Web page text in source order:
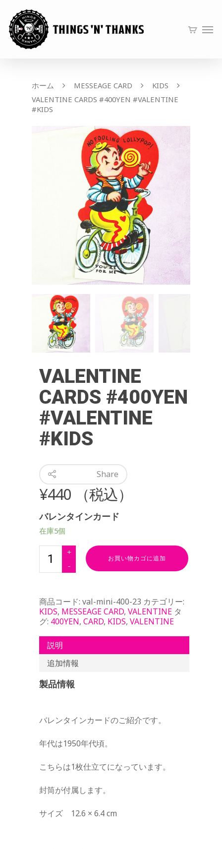
ホーム MESSEAGE CARD
KIDS
VALENTINE CARDS #400YEN #VALENTINE
#KIDS
VALENTINE
CARDS #400YEN
#VALENTINE
#KIDS
Share
¥440 （税込）
バレンタインカード
在庫5個
お買い物カゴに追加
商品コード: val-mini-400-23 カテゴリー:
KIDS, MESSEAGE CARD, VALENTINE タ
グ: 400YEN, CARD, KIDS, VALENTINE
説明
追加情報
製品情報
バレンタインカードのご紹介です。
年代は1950年代頃。
こちらは1枚仕立てになっています。
封筒が付属します。
サイズ 12.6 × 6.4 cm